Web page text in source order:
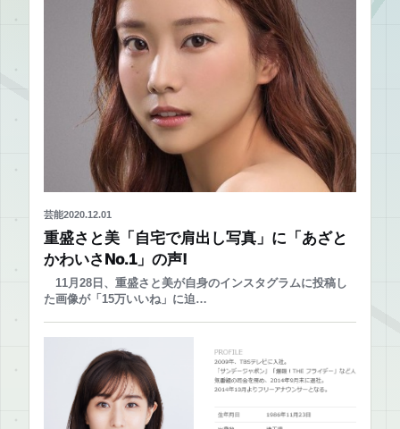
芸能2020.12.01
重盛さと美「自宅で肩出し写真」に「あざと
かわいさNo.1」の声!
11月28日、重盛さと美が自身のインスタグラムに投稿し
た画像が「15万いいね」に迫…